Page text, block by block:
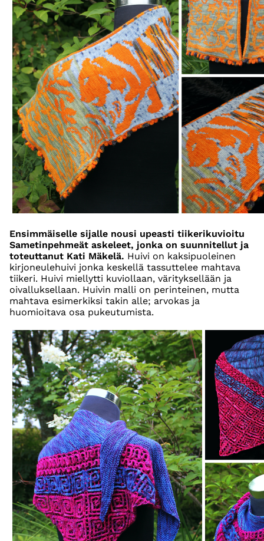
Ensimmäiselle sijalle nousi upeasti tiikerikuvioitu
Sametinpehmeät askeleet, jonka on suunnitellut ja
toteuttanut Kati Mäkelä. Huivi on kaksipuoleinen
kirjoneulehuivi jonka keskellä tassuttelee mahtava
tiikeri. Huivi miellytti kuviollaan, värityksellään ja
oivalluksellaan. Huivin malli on perinteinen, mutta
mahtava esimerkiksi takin alle; arvokas ja
huomioitava osa pukeutumista.